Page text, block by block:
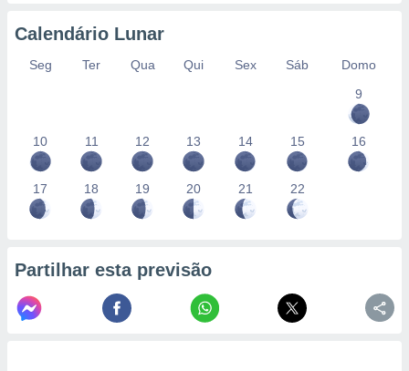
Calendário Lunar
Seg Ter Qua Qui Sex Sáb
Domo
9
10 11 12 13 14 15 16
17 18 19 20 21 22
Partilhar esta previsão